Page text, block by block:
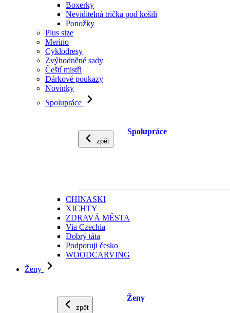
Boxerky
Neviditelná trička pod košili
Ponožky
Plus size
Merino
Cyklodresy
Zvýhodněné sady
Čeští mistři
Dárkové poukazy
Novinky
Spolupráce
zpět
Spolupráce
CHINASKI
XICHTY
ZDRAVÁ MĚSTA
Via Czechia
Dobrý táta
Podporuji česko
WOODCARVING
Ženy
zpět
Ženy